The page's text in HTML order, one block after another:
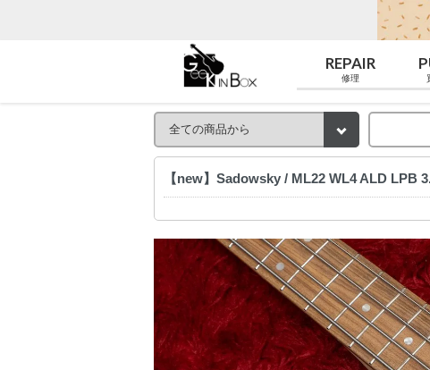
REPAIR
修理
【new】Sadowsky / ML22 WL4 ALD LPB